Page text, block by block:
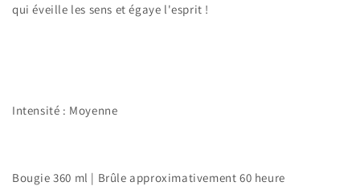
qui éveille les sens et égaye l'esprit !
Intensité : Moyenne
Bougie 360 ml | Brûle approximativement 60 heure